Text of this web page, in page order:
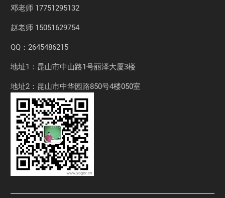
邓老师 17751295132
赵老师 15051629754
QQ：2645486215
地址1：昆山市中山路1号丽泽大厦3楼
地址2：昆山市中华园路850号4楼050室